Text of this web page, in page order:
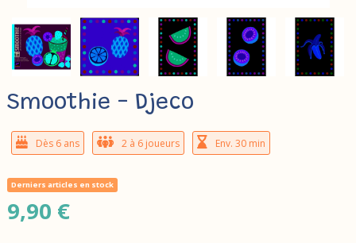
Smoothie - Djeco
Dès 6 ans 2 à 6 joueurs Env. 30 min
Derniers articles en stock
9,90 €